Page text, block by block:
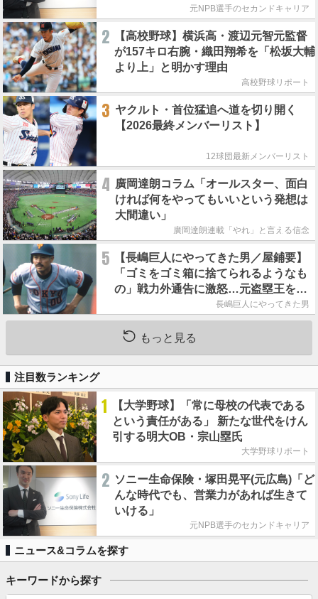
元NPB選手のセカンドキャリア
2
【高校野球】横浜高・渡辺元智元監督
が157キロ右腕・織田翔希を「松坂大輔
より上」と明かす理由
高校野球リポート
3 ヤクルト・首位猛追へ道を切り開く
【2026最終メンバーリスト】
12球団最新メンバーリスト
4 廣岡達朗コラム「オールスター、面白
ければ何をやってもいいという発想は
大間違い」
廣岡達朗連載「やれ」と言える信念
5
【長嶋巨人にやってきた男／屋鋪要】
「ゴミをゴミ箱に捨てられるようなも
の」戦力外通告に激怒…元盗塁王を救
った長嶋茂雄の一本の電話長嶋巨人にやってきた男
もっと見る
注目数ランキング
1
【大学野球】「常に母校の代表である
という責任がある」 新たな世代をけん
引する明大OB・宗山塁氏
大学野球リポート
2 ソニー生命保険・塚田晃平(元広島)「ど
んな時代でも、営業力があれば生きて
いける」
元NPB選手のセカンドキャリア
ニュース&コラムを探す
キーワードから探す